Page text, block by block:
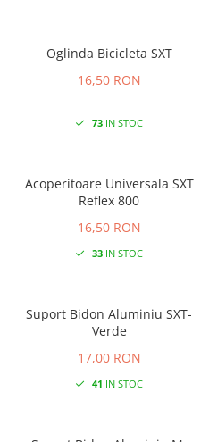
Oglinda Bicicleta SXT
16,50 RON
73IN STOC
Acoperitoare Universala SXT
Reflex 800
16,50 RON
33IN STOC
Suport Bidon Aluminiu SXT-
Verde
17,00 RON
41 IN STOC